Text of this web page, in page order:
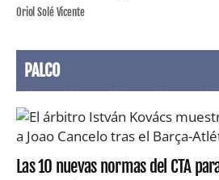
Oriol Solé Vicente
PALCO
Las 10 nuevas normas del CTA